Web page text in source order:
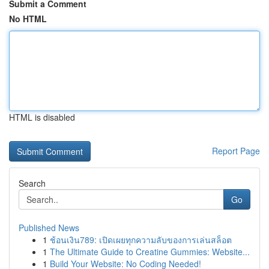
Submit a Comment
No HTML
HTML is disabled
Report Page
Search
Go
Published News
1 ช้อนเงิน789: เปิดเผยทุกความลับของการเล่นสล็อต
1 The Ultimate Guide to Creatine Gummies: Website...
1 Build Your Website: No Coding Needed!